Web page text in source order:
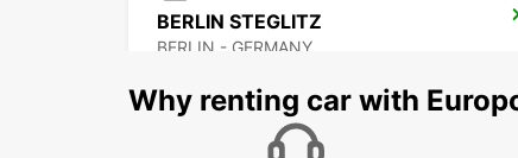
BERLIN STEGLITZ
BERLIN - GERMANY
Why renting car with